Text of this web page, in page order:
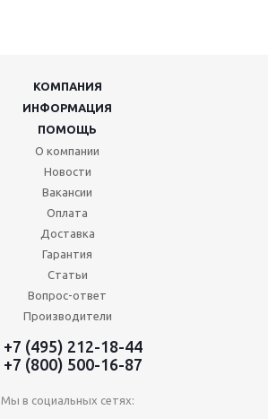
КОМПАНИЯ
ИНФОРМАЦИЯ
ПОМОЩЬ
О компании
Новости
Вакансии
Оплата
Доставка
Гарантия
Статьи
Вопрос-ответ
Производители
+7 (495) 212-18-44
+7 (800) 500-16-87
Мы в социальных сетях: